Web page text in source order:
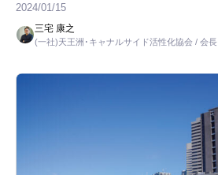
2024/01/15
三宅 康之
(一社)天王洲･キャナルサイド活性化協会 / 会長